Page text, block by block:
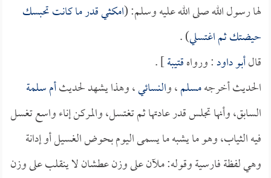
لها رسول الله صلى الله عليه وسلم: (امكثي قدر ما كانت تحبسك
حيضتك ثم اغتسلي) .
قالأبو داود: ورواهقتيبة] .
الحديث أخرجهمسلم، والنسائي، وهذا يشهد لحديثأم سلمة
السابق، وأنها تجلس قدر عادتها ثم تغتسل، والمركن إناء واسع تغسل
فيه الثياب، وهو ما يشبه ما يسمى اليوم بحوض الغسيل أو إدانة
وهي لفظة فارسية وقوله: ملآن على وزن عطشان لا ينقلب على وزن